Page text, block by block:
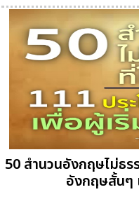
50 สำนวนอังกฤษไม่ธร
อังกฤษสั้นๆ